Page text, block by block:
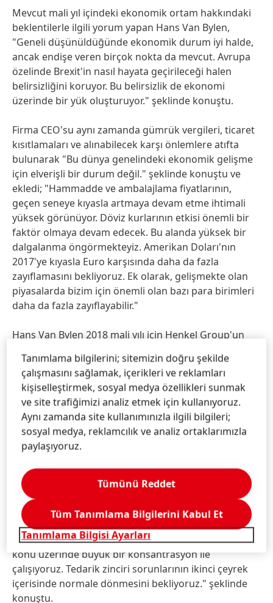
Mevcut mali yıl içindeki ekonomik ortam hakkındaki
beklentilerle ilgili yorum yapan Hans Van Bylen,
"Geneli düşünüldüğünde ekonomik durum iyi halde,
ancak endişe veren birçok nokta da mevcut. Avrupa
özelinde Brexit'in nasıl hayata geçirileceği halen
belirsizliğini koruyor. Bu belirsizlik de ekonomi
üzerinde bir yük oluşturuyor." şeklinde konuştu.
Firma CEO'su aynı zamanda gümrük vergileri, ticaret
kısıtlamaları ve alınabilecek karşı önlemlere atıfta
bulunarak "Bu dünya genelindeki ekonomik gelişme
için elverişli bir durum değil." şeklinde konuştu ve
ekledi; "Hammadde ve ambalajlama fiyatlarının,
geçen seneye kıyasla artmaya devam etme ihtimali
yüksek görünüyor. Döviz kurlarının etkisi önemli bir
faktör olmaya devam edecek. Bu alanda yüksek bir
dalgalanma öngörmekteyiz. Amerikan Doları'nın
2017'ye kıyasla Euro karşısında daha da fazla
zayıflamasını bekliyoruz. Ek olarak, gelişmekte olan
piyasalarda bizim için önemli olan bazı para birimleri
daha da fazla zayıflayabilir."
Hans Van Bylen 2018 mali yılı için Henkel Group'un
büyümeyi sağlamak konusunda kararlıyız. 2018 mali
yılının bütünü için yüzde 2 ila 4 aralığında organik
satış büyümesi gerçekleştirmeyi bekliyoruz. Henkel,
düzeltilmiş satış kazancı (EBIT) bakımından ise yüzde
17,5'in üzerinde bir seviyede gerçekleşmesini
beklemektedir. İmtiyazlı hisse başına kârlılık için ise
yüzde 5 ile 8 arasında bir artış bekliyoruz."
Tüketim malları alanında sevkiyat konusunda 2018'in
ilk çeyreğinde Kuzey Amerika'da yaşanan
zorluklardan da bahseden Hans Van Bylen; "Bu
problemlerin gerçekleşmiş olmasından dolayı çok
üzgünüz. Bu sorunların sebepleri belirlendi ve bu
konu üzerinde büyük bir konsantrasyon ile
çalışıyoruz. Tedarik zinciri sorunlarının ikinci çeyrek
içerisinde normale dönmesini bekliyoruz." şeklinde
konuştu.
Tanımlama bilgilerini; sitemizin doğru şekilde
çalışmasını sağlamak, içerikleri ve reklamları
kişiselleştirmek, sosyal medya özellikleri sunmak
ve site trafiğimizi analiz etmek için kullanıyoruz.
Aynı zamanda site kullanımınızla ilgili bilgileri;
sosyal medya, reklamcılık ve analiz ortaklarımızla
paylaşıyoruz.
Tanımlama Bilgisi Ayarları
Tümünü Reddet
Tüm Tanımlama Bilgilerini Kabul Et